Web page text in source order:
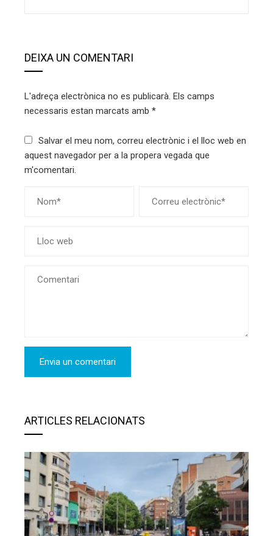
DEIXA UN COMENTARI
L'adreça electrònica no es publicarà. Els camps
necessaris estan marcats amb *
Salvar el meu nom, correu electrònic i el lloc web en
aquest navegador per a la propera vegada que
m'comentari.
ARTICLES RELACIONATS